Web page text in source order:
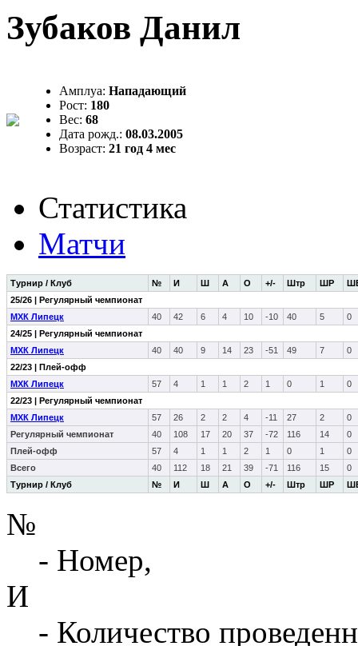
Зубаков Данил
Амплуа: Нападающий
Рост: 180
Вес: 68
Дата рожд.: 08.03.2005
Возраст: 21 год 4 мес
Статистика
Матчи
Турнир / Клуб № И Ш А О +/- Штр ШР
Турнир / Клуб № И Ш А О +/- Штр ШР
25/26 | Регулярный чемпионат
МХК Липецк
40 42 6 4 10 -10 40 5
0
24/25 | Регулярный чемпионат
МХК Липецк
40 40 9 14 23 -51 49 7
0
22/23 | Плей-офф
МХК Липецк
57 4 1 1 2 1 0 1
0
22/23 | Регулярный чемпионат
МХК Липецк
57 26 2 2 4 -11 27 2
0
Регулярный чемпионат
40 108 17 20 37 -72 116 14
0
Плей-офф
57 4 1 1 2 1 0 1
0
Всего
40 112 18 21 39 -71 116 15 0
№
- Номер,
И
- Количество